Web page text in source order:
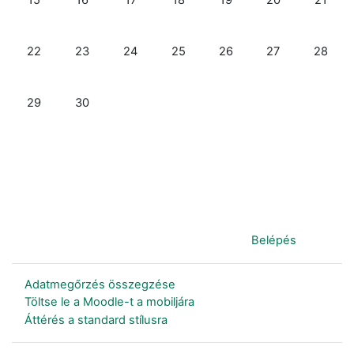
Nincs esemény, szeptember, 22., hétfő
22 Nincs esemény, szeptember, 23., kedd
23 Nincs esemény, szeptember, 24., szerda
24 Nincs esemény, szeptember,
25 Nincs esemény,
26 Nincs
27 Nincs
28
Nincs esemény, szeptember, 29., hétfő
29 Nincs esemény, szeptember, 30., kedd
30
Belépés
Adatmegőrzés összegzése
Töltse le a Moodle-t a mobiljára
Áttérés a standard stílusra